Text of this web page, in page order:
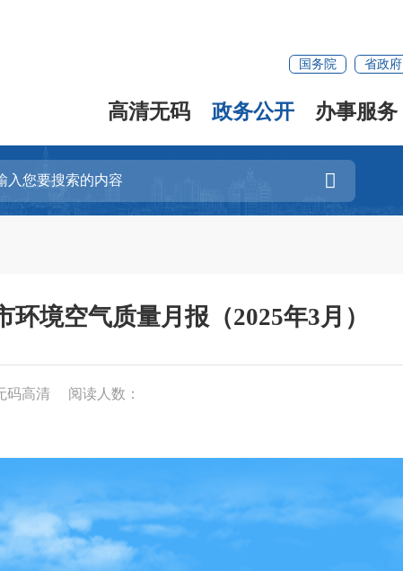
国务院 省政府
高清无码 政务公开 办事服务
环境空气质量月报（2025年3月）
码高清 阅读人数：